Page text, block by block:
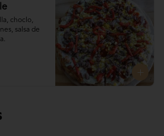
choclo,
salsa de